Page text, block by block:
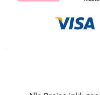
1947-
Kommission
Bd. 31.Hrsg.